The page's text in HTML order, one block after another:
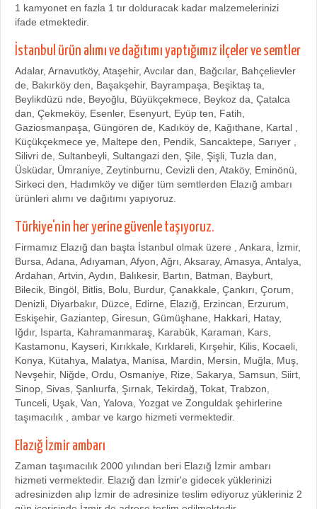
1 kamyonet en fazla 1 tır dolduracak kadar malzemelerinizi
ifade etmektedir.
İstanbul ürün alımı ve dağıtımı yaptığımız ilçeler ve semtler
Adalar, Arnavutköy, Ataşehir, Avcılar dan, Bağcılar, Bahçelievler
de, Bakırköy den, Başakşehir, Bayrampaşa, Beşiktaş ta,
Beylikdüzü nde, Beyoğlu, Büyükçekmece, Beykoz da, Çatalca
dan, Çekmeköy, Esenler, Esenyurt, Eyüp ten, Fatih,
Gaziosmanpaşa, Güngören de, Kadıköy de, Kağıthane, Kartal ,
Küçükçekmece ye, Maltepe den, Pendik, Sancaktepe, Sarıyer ,
Silivri de, Sultanbeyli, Sultangazi den, Şile, Şişli, Tuzla dan,
Üsküdar, Ümraniye, Zeytinburnu, Cevizli den, Ataköy, Eminönü,
Sirkeci den, Hadımköy ve diğer tüm semtlerden Elazığ ambarı
ürünleri alımı ve dağıtımı yapıyoruz.
Türkiye'nin her yerine güvenle taşıyoruz.
Firmamız Elazığ dan başta İstanbul olmak üzere , Ankara, İzmir,
Bursa, Adana, Adıyaman, Afyon, Ağrı, Aksaray, Amasya, Antalya,
Ardahan, Artvin, Aydın, Balıkesir, Bartın, Batman, Bayburt,
Bilecik, Bingöl, Bitlis, Bolu, Burdur, Çanakkale, Çankırı, Çorum,
Denizli, Diyarbakır, Düzce, Edirne, Elazığ, Erzincan, Erzurum,
Eskişehir, Gaziantep, Giresun, Gümüşhane, Hakkari, Hatay,
Iğdır, Isparta, Kahramanmaraş, Karabük, Karaman, Kars,
Kastamonu, Kayseri, Kırıkkale, Kırklareli, Kırşehir, Kilis, Kocaeli,
Konya, Kütahya, Malatya, Manisa, Mardin, Mersin, Muğla, Muş,
Nevşehir, Niğde, Ordu, Osmaniye, Rize, Sakarya, Samsun, Siirt,
Sinop, Sivas, Şanlıurfa, Şırnak, Tekirdağ, Tokat, Trabzon,
Tunceli, Uşak, Van, Yalova, Yozgat ve Zonguldak şehirlerine
taşımacılık , ambar ve kargo hizmeti vermektedir.
Elazığ İzmir ambarı
Zaman taşımacılık 2000 yılından beri Elazığ İzmir ambarı
hizmeti vermektedir. Elazığ dan İzmir'e gidecek yüklerinizi
adresinizden alıp İzmir de adresinize teslim ediyoruz yükleriniz 2